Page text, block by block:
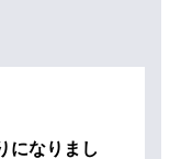
になりまし